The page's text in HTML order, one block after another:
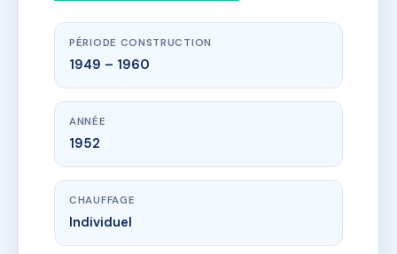
PÉRIODE CONSTRUCTION
1949 – 1960
ANNÉE
1952
CHAUFFAGE
Individuel